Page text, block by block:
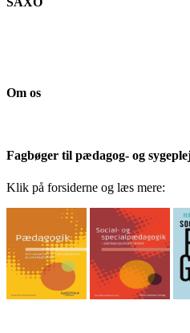
Om os
Fagbøger til pædagog- og
Klik på forsiderne og læs mere: